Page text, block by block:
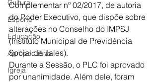
Cultura
Esporte
Educação
Agropecuária
Igreja
Complementar nº 02/2017, de autoria
do Poder Executivo, que dispõe sobre
alterações no Conselho do IMPSJ
(Instituto Municipal de Previdência
Social de Jales).
Durante a Sessão, o PLC foi aprovado
por unanimidade. Além dele, foram